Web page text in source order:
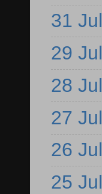
31 Jul
29 Jul
28 Jul
27 Jul
26 Jul
25 Jul